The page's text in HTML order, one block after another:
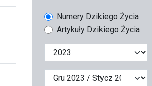
Numery Dzikiego Życia
Artykuły Dzikiego Życia